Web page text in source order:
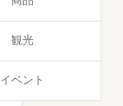
観光
イベント